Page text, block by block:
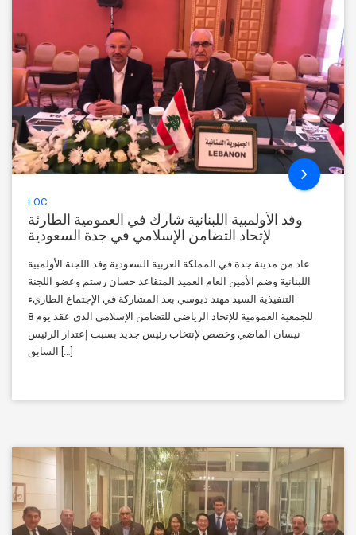
LOC
وفد الأولمبية اللبنانية شارك في العمومية الطارئة
لإتحاد التضامن الإسلامي في جدة السعودية
عاد من مدينة جدة في المملكة العربية السعودية وفد اللجنة الأولمبية
اللبنانية وضم الأمين العام العميد المتقاعد حسان رستم وعضو اللجنة
التنفيذية السيد مهند دبوسي بعد المشاركة في الإجتماع الطاريء
للجمعية العمومية للإتحاد الرياضي للتضامن الإسلامي الذي عقد يوم 8
نيسان الماضي وخصص لإنتخاب رئيس جديد بسبب إعتذار الرئيس
السابق […]